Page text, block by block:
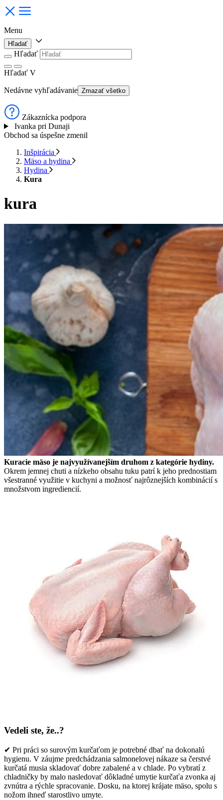
Menu
Hľadať
Hľadať
Hľadať V
Nedávne vyhľadávanie Zmazať všetko
Zákaznícka podpora
Ivanka pri Dunaji
Obchod sa úspešne zmenil
Inšpirácia
Mäso a hydina
Hydina
Kura
kura
Kuracie mäso je najvyužívanejším druhom z kategórie hydiny.
Okrem jemnej chuti a nízkeho obsahu tuku patrí k jeho prednostiam
všestranné využitie v kuchyni a možnosť najrôznejších kombinácií s
množstvom ingrediencií.
Vedeli ste, že..?
✔ Pri práci so surovým kurčaťom je potrebné dbať na dokonalú
hygienu. V záujme predchádzania salmonelovej nákaze sa čerstvé
kurčatá musia skladovať dobre zabalené a v chlade. Po vybratí z
chladničky by malo nasledovať dôkladné umytie kurčaťa zvonka aj
zvnútra a rýchle spracovanie. Dosku, na ktorej krájate mäso, spolu s
nožom ihneď starostlivo umyte.